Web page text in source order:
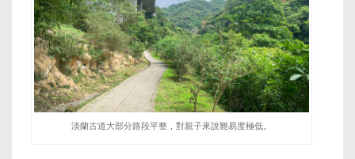
淡蘭古道大部分路段平整，對親子來說難易度極低。